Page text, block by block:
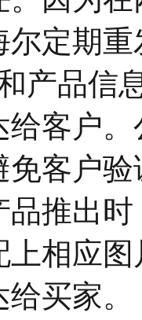
定期
产品信
给客户
免客户
品推出
上相应
买家。